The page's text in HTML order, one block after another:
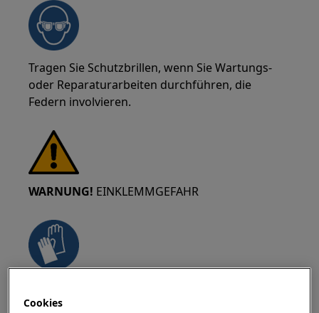
Tragen Sie Schutzbrillen, wenn Sie Wartungs-
oder Reparaturarbeiten durchführen, die
Federn involvieren.
WARNUNG! EINKLEMMGEFAHR
Wartungs- oder Reparaturarbeiten an Riemen
Cookies